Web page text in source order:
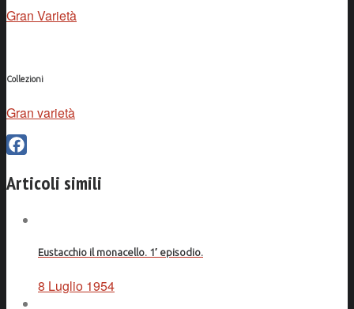
Gran Varietà
Collezioni
Gran varietà
Articoli simili
Eustacchio il monacello. 1′ episodio.
8 Luglio 1954